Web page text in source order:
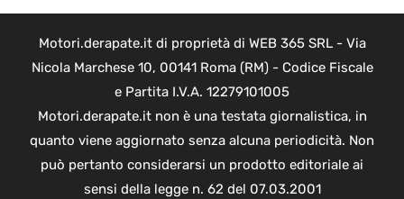
Motori.derapate.it di proprietà di WEB 365 SRL - Via
Nicola Marchese 10, 00141 Roma (RM) - Codice Fiscale
e Partita I.V.A. 12279101005
Motori.derapate.it non è una testata giornalistica, in
quanto viene aggiornato senza alcuna periodicità. Non
può pertanto considerarsi un prodotto editoriale ai
sensi della legge n. 62 del 07.03.2001